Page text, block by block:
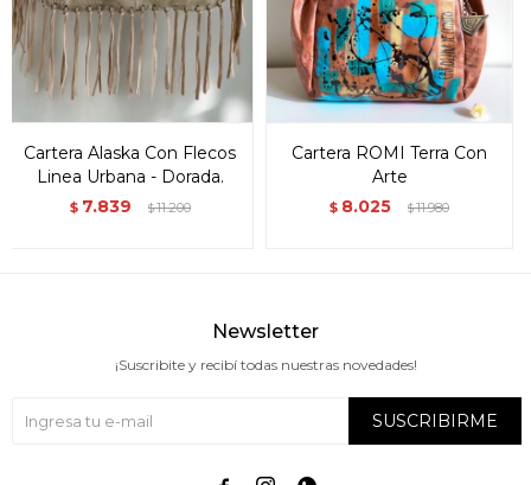
Cartera Alaska Con Flecos
Linea Urbana - Dorada.
$ 7.839 $11.200
Cartera ROMI Terra Con
Arte
$ 8.025 $11.980
Newsletter
¡Suscribite y recibí todas nuestras novedades!
SUSCRIBIRME